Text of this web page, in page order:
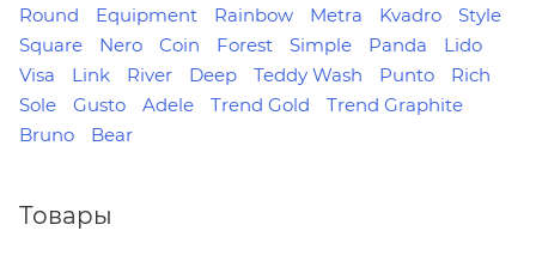
Round
Equipment Rainbow Metra Kvadro
Style
Square
Nero Coin Forest Simple Panda
Lido
Visa
Link River Deep Teddy Wash Punto
Rich
Sole
Gusto Adele Trend Gold
Trend Graphite
Bruno
Bear
Товары